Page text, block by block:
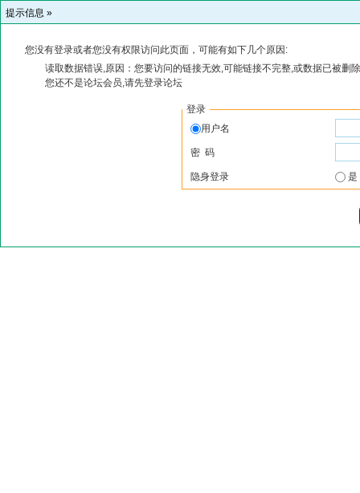
提示信息 »
您没有登录或者您没有权限访问此页面，可能有如下几个原因:
读取数据错误,原因：您要访问的链接无效,可能链接不完整,或数据已被删
您还不是论坛会员,请先登录论坛
登录
用户名
密 码
隐身登录